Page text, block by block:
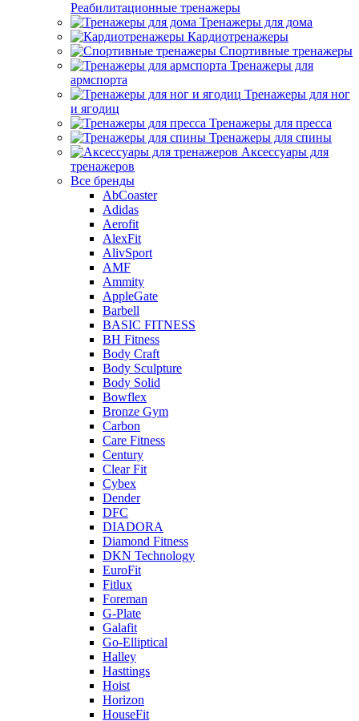
Реабилитационные тренажеры
Тренажеры для дома
Кардиотренажеры
Спортивные тренажеры
Тренажеры для
армспорта
Тренажеры для ног
и ягодиц
Тренажеры для пресса
Тренажеры для спины
Аксессуары для
тренажеров
Все бренды
AbCoaster
Adidas
Aerofit
AlexFit
AlivSport
AMF
Ammity
AppleGate
Barbell
BASIC FITNESS
BH Fitness
Body Craft
Body Sculpture
Body Solid
Bowflex
Bronze Gym
Carbon
Care Fitness
Century
Clear Fit
Cybex
Dender
DFC
DIADORA
Diamond Fitness
DKN Technology
EuroFit
Fitlux
Foreman
G-Plate
Galafit
Go-Elliptical
Halley
Hasttings
Hoist
Horizon
HouseFit